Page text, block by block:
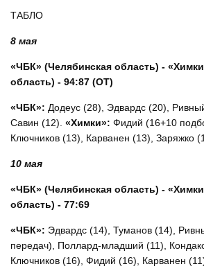
ТАБЛО
8 мая
«ЧБК» (Челябинская область) -
область) - 94:87 (ОТ)
«ЧБК»: Додеус (28), Эдвардс (20),
Савин (12). «Химки»: Фидий (16+10
Ключников (13), Карванен (13), Заряжко
10 мая
«ЧБК» (Челябинская область) -
область) - 77:69
«ЧБК»: Эдвардс (14), Туманов (14),
передач), Поллард-младший (11),
Ключников (16), Фидий (16), Карванен